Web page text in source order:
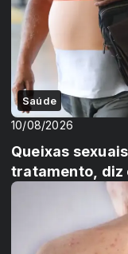
Saúde
10/08/2026
Queixas
tratamento, diz